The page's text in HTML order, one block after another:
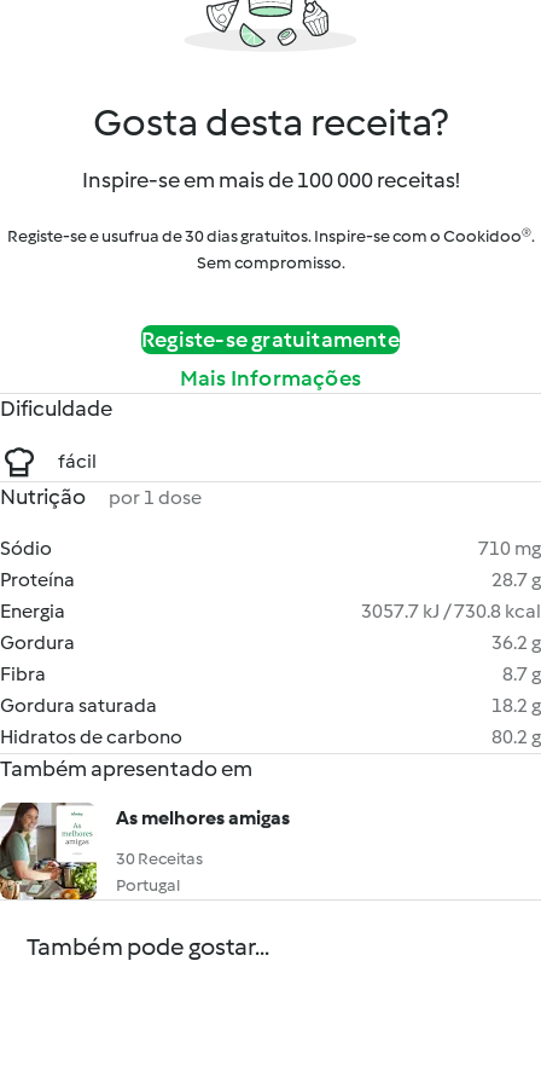
Gosta desta receita?
Inspire-se em mais de 100 000 receitas!
Registe-se e usufrua de 30 dias gratuitos. Inspire-se com o Cookidoo®.
Sem compromisso.
Registe-se gratuitamente
Mais Informações
Dificuldade
fácil
Nutrição por 1 dose
Sódio
710 mg
Proteína
28.7 g
Energia
3057.7 kJ / 730.8 kcal
Gordura
36.2 g
Fibra
8.7 g
Gordura saturada
18.2 g
Hidratos de carbono
80.2 g
Também apresentado em
As melhores amigas
30 Receitas
Portugal
Também pode gostar...